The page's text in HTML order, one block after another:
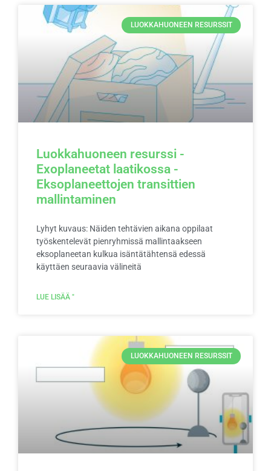
LUOKKAHUONEEN RESURSSIT
Luokkahuoneen resurssi -
Exoplaneetat laatikossa -
Eksoplaneettojen transittien
mallintaminen
Lyhyt kuvaus: Näiden tehtävien aikana oppilaat
työskentelevät pienryhmissä mallintaakseen
eksoplaneetan kulkua isäntätähtensä edessä
käyttäen seuraavia välineitä
LUE LISÄÄ "
LUOKKAHUONEEN RESURSSIT